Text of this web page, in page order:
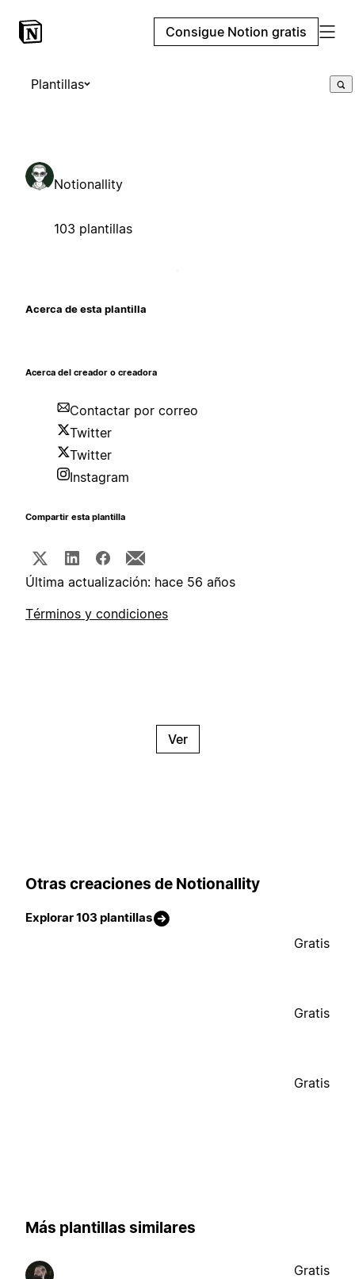
Consigue Notion gratis
Plantillas
Notionallity
103 plantillas
Acerca de esta plantilla
Acerca del creador o creadora
Contactar por correo
Twitter
Twitter
Instagram
Compartir esta plantilla
Última actualización: hace 56 años
Términos y condiciones
Ver
Otras creaciones de Notionallity
Explorar 103 plantillas
Gratis
Gratis
Gratis
Más plantillas similares
Gratis